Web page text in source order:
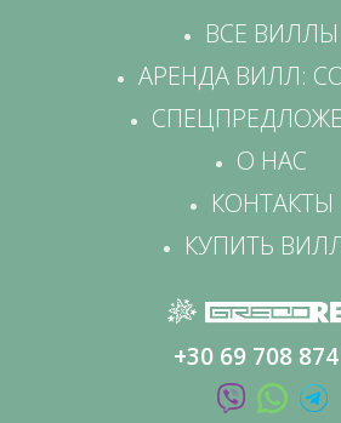
ВСЕ ВИЛЛЫ
АРЕНДА ВИЛЛ:
О НАС
КОНТАКТЫ
КУПИТЬ
+30 69 708